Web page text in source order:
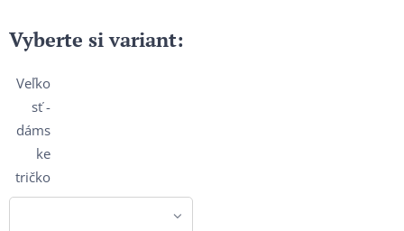
Vyberte si variant:
Veľko
sť -
dáms
ke
tričko